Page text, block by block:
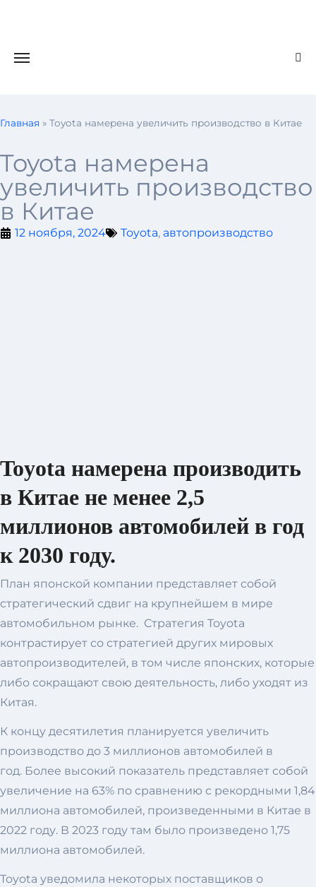
Главная » Toyota намерена увеличить производство в Китае
Toyota намерена
увеличить производство
в Китае
12 ноября, 2024 Toyota, автопроизводство
Toyota намерена производить
в Китае не менее 2,5
миллионов автомобилей в год
к 2030 году.
План японской компании представляет собой
стратегический сдвиг на крупнейшем в мире
автомобильном рынке. Стратегия Toyota
контрастирует со стратегией других мировых
автопроизводителей, в том числе японских, которые
либо сокращают свою деятельность, либо уходят из
Китая.
К концу десятилетия планируется увеличить
производство до 3 миллионов автомобилей в
год. Более высокий показатель представляет собой
увеличение на 63% по сравнению с рекордными 1,84
миллиона автомобилей, произведенными в Китае в
2022 году. В 2023 году там было произведено 1,75
миллиона автомобилей.
Toyota уведомила некоторых поставщиков о